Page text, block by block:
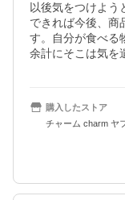
以後気をつけよう
できれば今後、商
す。自分が食べる
余計にそこは気を
購入したストア
チャーム charm ヤ